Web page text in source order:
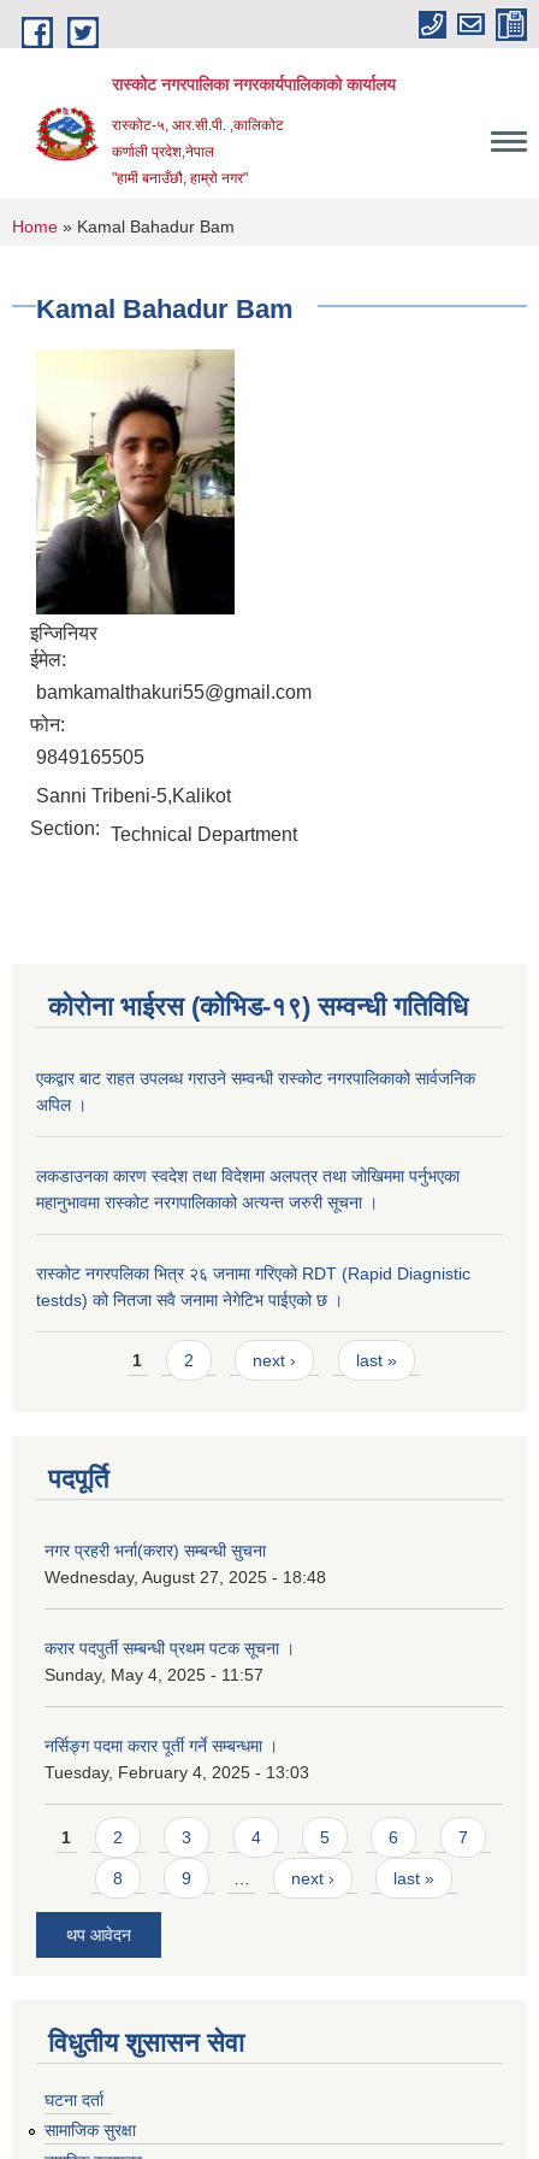
Skip to main content
रास्कोट नगरपालिका नगरकार्यपालिकाको कार्यालय
रास्कोट-५, आर.सी.पी. ,कालिकोट
कर्णाली प्रदेश,नेपाल
"हामी बनाउँछौ, हाम्रो नगर"
You are here
Home » Kamal Bahadur Bam
Kamal Bahadur Bam
इन्जिनियर
ईमेल:
bamkamalthakuri55@gmail.com
फोन:
9849165505
Sanni Tribeni-5,Kalikot
Section: Technical Department
कोरोना भाईरस (कोभिड-१९) सम्वन्धी गतिविधि
एकद्वार बाट राहत उपलब्ध गराउने सम्वन्धी रास्कोट नगरपालिकाको सार्वजनिक
अपिल ।
लकडाउनका कारण स्वदेश तथा विदेशमा अलपत्र तथा जोखिममा पर्नुभएका
महानुभावमा रास्कोट नरगपालिकाको अत्यन्त जरुरी सूचना ।
रास्कोट नगरपलिका भित्र २६ जनामा गरिएको RDT (Rapid Diagnistic
testds) को नितजा सवै जनामा नेगेटिभ पाईएको छ ।
Pages1 2 next › last »
पदपूर्ति
नगर प्रहरी भर्ना(करार) सम्बन्धी सुचना
Wednesday, August 27, 2025 - 18:48
करार पदपुर्ती सम्बन्धी प्रथम पटक सूचना ।
Sunday, May 4, 2025 - 11:57
नर्सिङ्ग पदमा करार पूर्ती गर्ने सम्बन्धमा ।
Tuesday, February 4, 2025 - 13:03
Pages
1 2 3 4 5 6 7
8 9 … next › last »
थप आवेदन
विधुतीय शुसासन सेवा
घटना दर्ता
सामाजिक सुरक्षा